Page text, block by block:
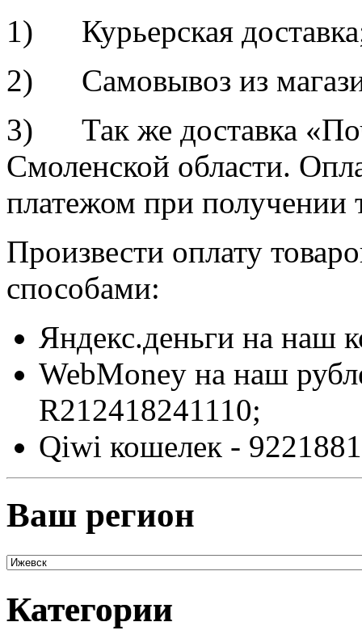
1) Курьерская
2) Самовывоз из
3) Так же доставка
Смоленской области.
платежом при получении
Произвести оплату
способами:
Яндекс.деньги на наш
WebMoney на наш
R212418241110;
Qiwi кошелек -
Ваш регион
Категории